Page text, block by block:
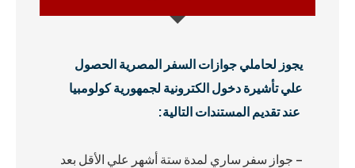
يجوز لحاملي جوازات السفر المصرية الحصول
علي تأشيرة دخول الكترونية لجمهورية كولومبيا
عند تقديم المستنداتالتالية:
– جواز سفر ساري لمدة ستة أشهر علي الأقل بعد